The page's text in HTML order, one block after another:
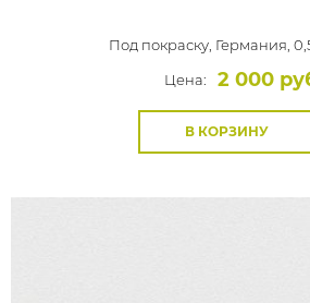
Под покраску, Германия,
Цена:
2 000
В КОРЗИНУ